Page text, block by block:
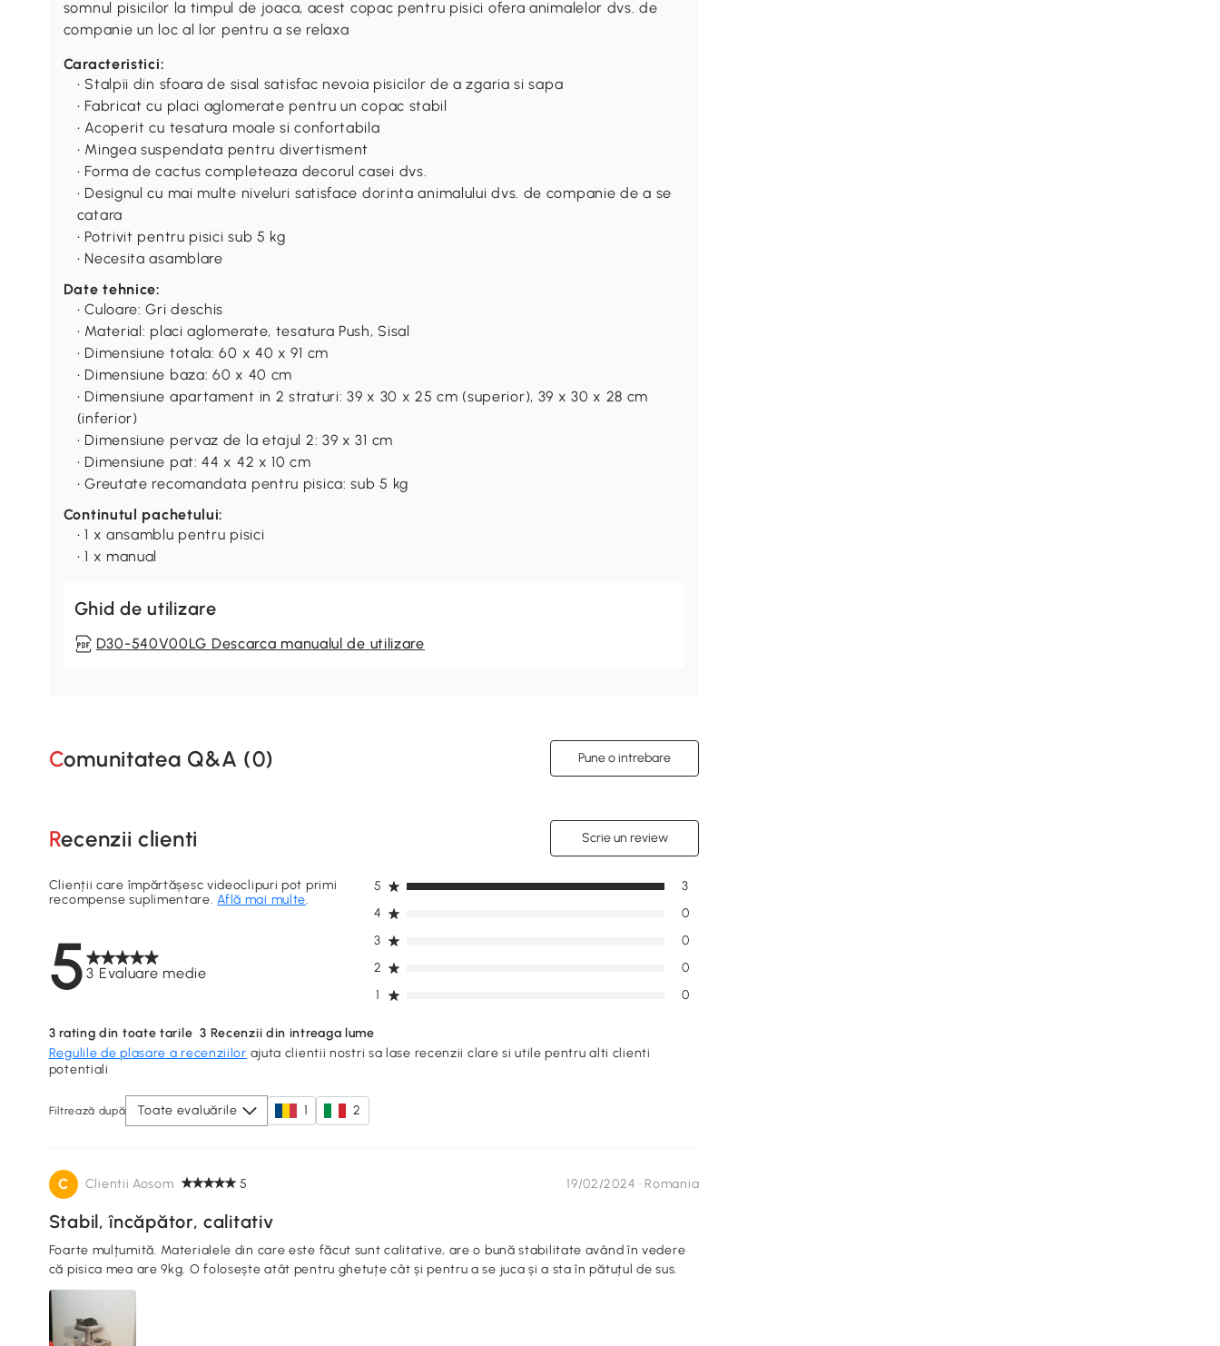
somnul pisicilor la timpul de joaca, acest copac pentru pisici ofera animalelor dvs. de
companie un loc al lor pentru a se relaxa
Caracteristici:
• Stalpii din sfoara de sisal satisfac nevoia pisicilor de a zgaria si sapa
• Fabricat cu placi aglomerate pentru un copac stabil
• Acoperit cu tesatura moale si confortabila
• Mingea suspendata pentru divertisment
• Forma de cactus completeaza decorul casei dvs.
• Designul cu mai multe niveluri satisface dorinta animalului dvs. de companie de a se
catara
• Potrivit pentru pisici sub 5 kg
• Necesita asamblare
Date tehnice:
• Culoare: Gri deschis
• Material: placi aglomerate, tesatura Push, Sisal
• Dimensiune totala: 60 x 40 x 91 cm
• Dimensiune baza: 60 x 40 cm
• Dimensiune apartament in 2 straturi: 39 x 30 x 25 cm (superior), 39 x 30 x 28 cm
(inferior)
• Dimensiune pervaz de la etajul 2: 39 x 31 cm
• Dimensiune pat: 44 x 42 x 10 cm
• Greutate recomandata pentru pisica: sub 5 kg
Continutul pachetului:
• 1 x ansamblu pentru pisici
• 1 x manual
Ghid de utilizare
D30-540V00LG Descarca manualul de utilizare
Comunitatea Q&A (0) Pune o intrebare
Recenzii clienti Scrie un review
53 Evaluare medie
Clienții care împărtășesc videoclipuri pot primi
recompense suplimentare.Află mai multe.
1 0
2 0
3 0
4 0
5 3
3 rating din toate tarile 3 Recenzii din intreaga lume
Regulile de plasare a recenziilor ajuta clientii nostri sa lase recenzii clare si utile pentru alti clienti
potentiali
Filtrează după Toate evaluările 1 2
C Clientii Aosom 5 19/02/2024 · Romania
Stabil, încăpător, calitativ
Foarte mulțumită. Materialele din care este făcut sunt calitative, are o bună stabilitate având în vedere
că pisica mea are 9kg. O folosește atât pentru ghetuțe cât și pentru a se juca și a sta în pătuțul de sus.